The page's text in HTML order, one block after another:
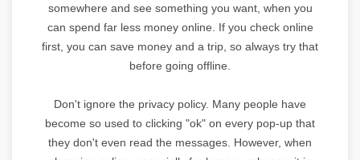
somewhere and see something you want, when you
can spend far less money online. If you check online
first, you can save money and a trip, so always try that
before going offline.
Don't ignore the privacy policy. Many people have
become so used to clicking "ok" on every pop-up that
they don't even read the messages. However, when